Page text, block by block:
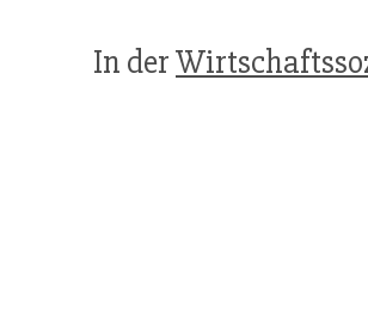
In der